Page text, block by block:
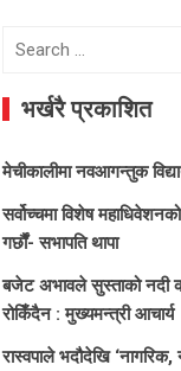
Search
भर्खरै प्रकाशित
मेचीकालीमा नवआगन्तुक
सर्वोच्चमा विशेष
गर्छौं- सभापति थापा
बजेट अभावले सुस्ताको नदी
रोकिँदैन : मुख्यमन्त्री आचार्य
रास्वपाले भदौदेखि